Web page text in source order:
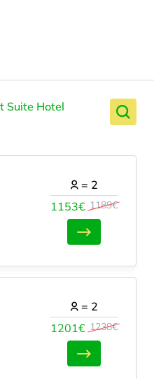
Suite Hotel
1153€ 1189€
= 2
1201€ 1238€
= 2